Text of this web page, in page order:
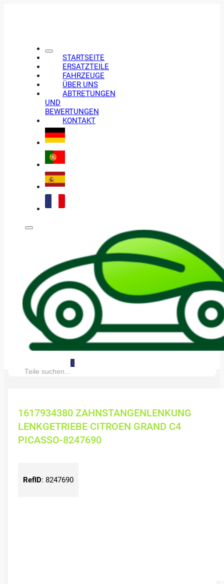
STARTSEITE
ERSATZTEILE
FAHRZEUGE
ÜBER UNS
ABTRETUNGEN
UND
BEWERTUNGEN
KONTAKT
0
Suche:
1617934380 ZAHNSTANGENLENKUNG
LENKGETRIEBE CITROEN GRAND C4
PICASSO-8247690
RefID: 8247690